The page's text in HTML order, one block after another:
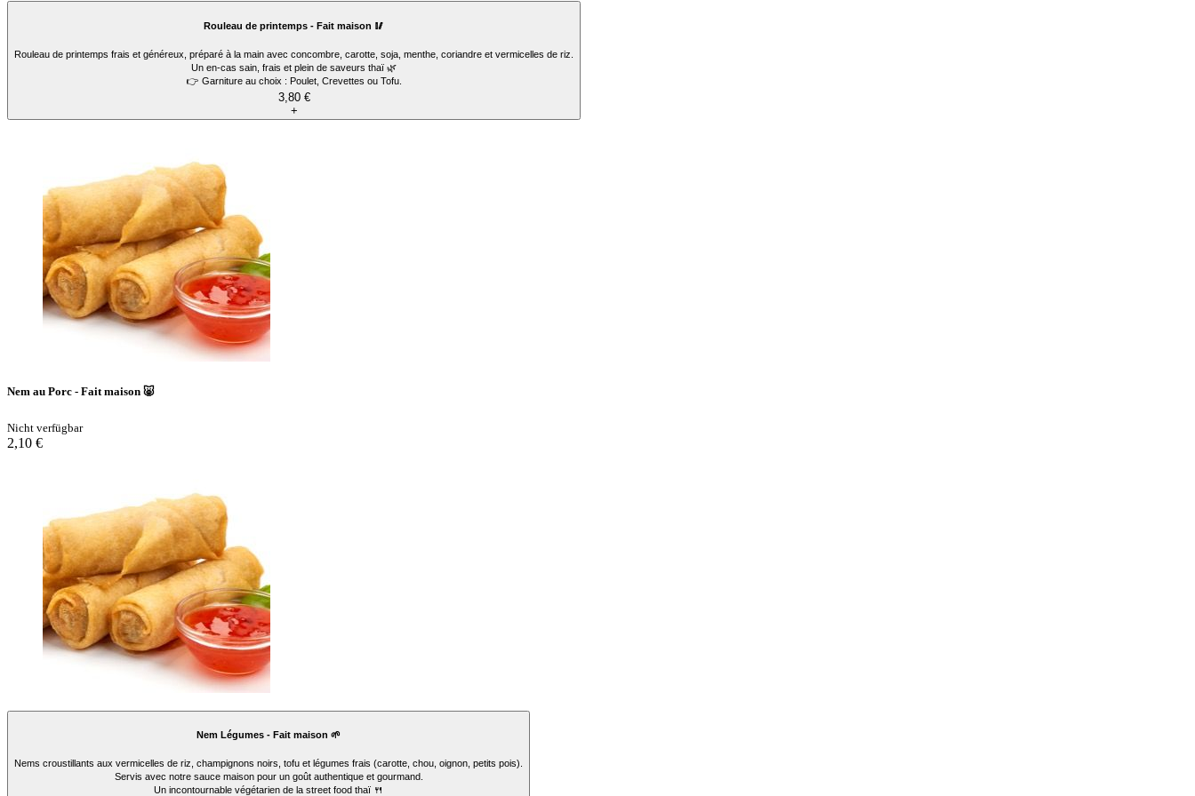
Rouleau de printemps - Fait maison 🥢
Rouleau de printemps frais et généreux, préparé à la main avec concombre, carotte, soja, menthe, coriandre et vermicelles de riz.
Un en-cas sain, frais et plein de saveurs thaï 🌿
👉 Garniture au choix : Poulet, Crevettes ou Tofu.
3,80 €
+
Nem au Porc - Fait maison 🐷
Nicht verfügbar
2,10 €
Nem Légumes - Fait maison 🌱
Nems croustillants aux vermicelles de riz, champignons noirs, tofu et légumes frais (carotte, chou, oignon, petits pois).
Servis avec notre sauce maison pour un goût authentique et gourmand.
Un incontournable végétarien de la street food thaï 🍴